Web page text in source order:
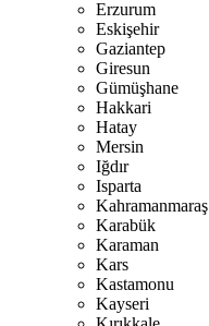
Erzurum
Eskişehir
Gaziantep
Giresun
Gümüşhane
Hakkari
Hatay
Mersin
Iğdır
Isparta
Kahramanmaraş
Karabük
Karaman
Kars
Kastamonu
Kayseri